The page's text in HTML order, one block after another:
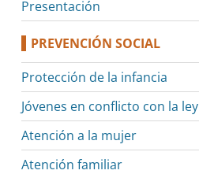
Presentación
PREVENCIÓN SOCIAL
Protección de la infancia
Jóvenes en conflicto con la ley
Atención a la mujer
Atención familiar